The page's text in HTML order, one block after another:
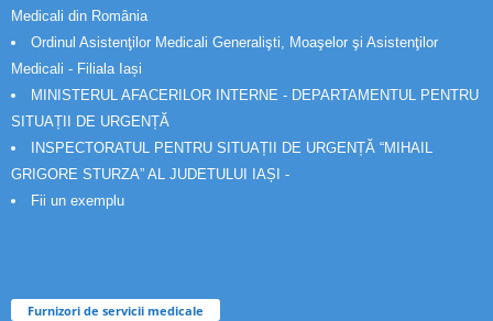
Medicali din România
Ordinul Asistenţilor Medicali Generalişti, Moaşelor şi Asistenţilor
Medicali - Filiala Iași
MINISTERUL AFACERILOR INTERNE - DEPARTAMENTUL PENTRU
SITUAȚII DE URGENȚĂ
INSPECTORATUL PENTRU SITUAȚII DE URGENȚĂ “MIHAIL
GRIGORE STURZA” AL JUDETULUI IAȘI -
Fii un exemplu
Furnizori de servicii medicale